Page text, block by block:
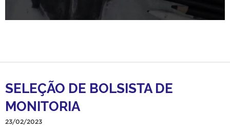
SELEÇÃO DE BOLSISTA DE
MONITORIA
23/02/2023